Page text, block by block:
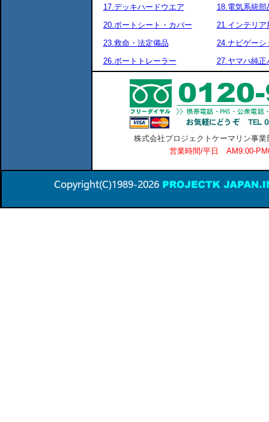
17.デッキハードウエア
18.電気系統部
20.ボートシート・カバー
21.インテリア
23.救命・法定備品
24.ナビゲーシ
26.ボートトレーラー
27.ヤマハ純正
株式会社プロジェクトケーマリン事
営業時間/平日 AM9:00-